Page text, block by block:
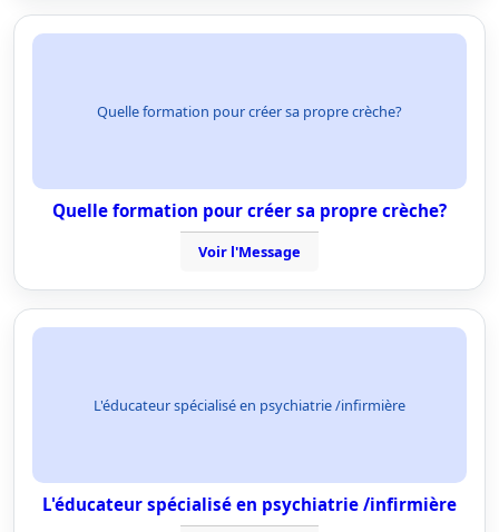
Quelle formation pour créer sa propre crèche?
Quelle formation pour créer sa propre crèche?
Voir l'Message
L'éducateur spécialisé en psychiatrie /infirmière
L'éducateur spécialisé en psychiatrie /infirmière